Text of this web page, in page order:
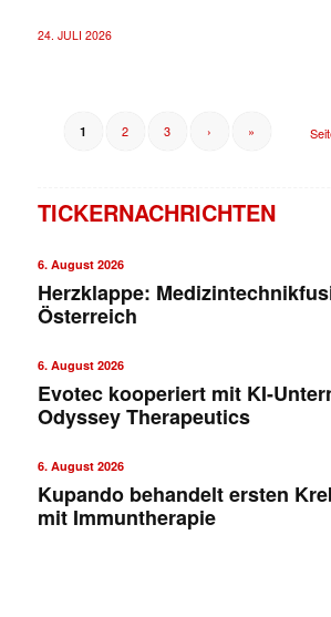
24. JULI 2026
1 2 3 › »
TICKERNACHRICHTEN
6. August 2026
Herzklappe:
Österreich
6. August 2026
Evotec kooperiert mit KI-
Odyssey Therapeutics
6. August 2026
Kupando behandelt ersten
mit Immuntherapie